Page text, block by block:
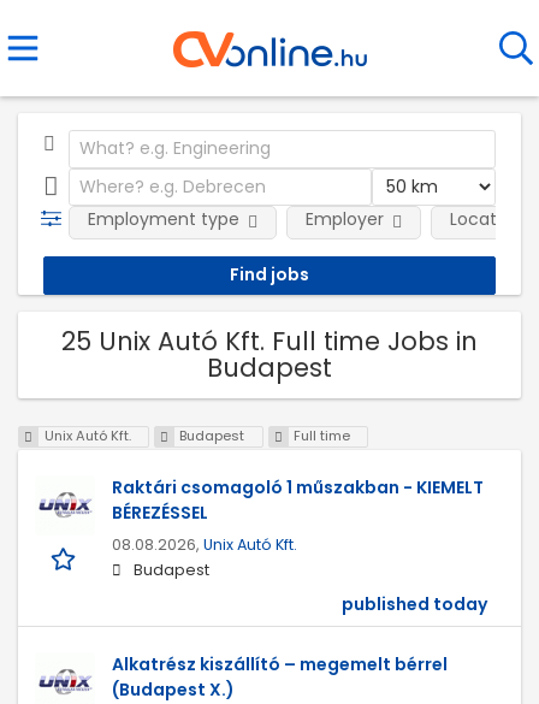
Employment type Employer Location
25 Unix Autó Kft. Full time Jobs in
Budapest
Unix Autó Kft. Budapest Full time
Raktári csomagoló 1 műszakban - KIEMELT
BÉREZÉSSEL
08.08.2026, Unix Autó Kft.
Budapest
published today
Alkatrész kiszállító – megemelt bérrel
(Budapest X.)